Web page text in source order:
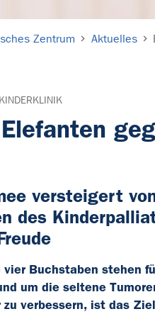
Zentrum Aktuelles
KINDERKLINIK
versteigert
des
vier Buchstaben stehen
um die seltene
verbessern, ist das